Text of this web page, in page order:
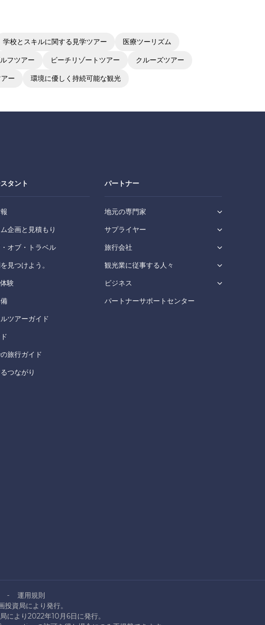
学校とスキルに関する見学ツアー 医療ツーリズム
フツアー ビーチリゾートツアー クルーズツアー
ー 環境に優しく持続可能な観光
タント
企画と見積もり
オブ・トラベル
見つけよう。
験
ツアーガイド
旅行ガイド
つながり
パートナー
地元の専門家
サプライヤー
旅行会社
観光業に従事する人々
ビジネス
パートナーサポートセンター
運用規則
資局により発行。
より2022年10月6日に発行。